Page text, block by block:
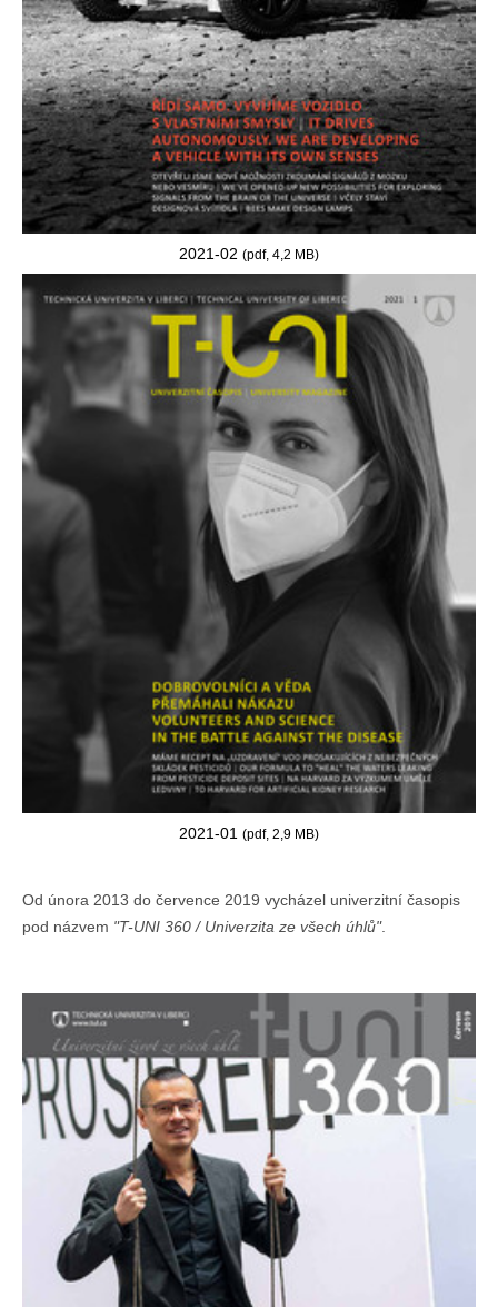
2021-02 (pdf, 4,2 MB)
2021-01 (pdf, 2,9 MB)
Od února 2013 do července 2019 vycházel univerzitní časopis
pod názvem "T-UNI 360 / Univerzita ze všech úhlů".